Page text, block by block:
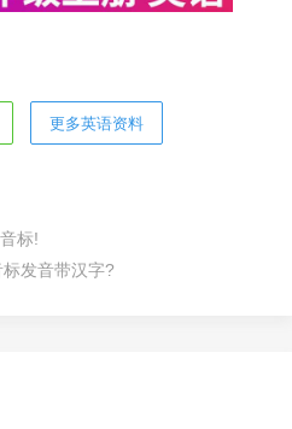
更多英语资料
标!
发音带汉字?